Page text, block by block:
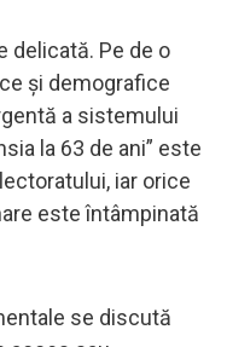
delicată. Pe de o
și demografice
a sistemului
la 63 de ani” este
iar orice
este întâmpinată
se discută